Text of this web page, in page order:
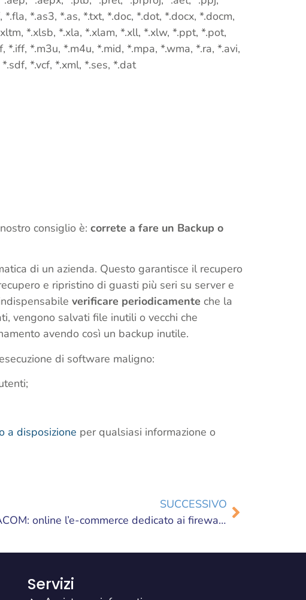
*.as3, *.as, *.txt, *.doc, *.dot, *.docx, *.docm,
*.xlsb, *.xla, *.xlam, *.xll, *.xlw, *.ppt, *.pot,
*.m3u, *.m4u, *.mid, *.mpa, *.wma, *.ra, *.avi,
*.vcf, *.xml, *.ses, *.dat
consiglio è: correte a fare un Backup o
di un azienda. Questo garantisce il recupero
e ripristino di guasti più seri su server e
verificare periodicamente che la
vengono salvati file inutili o vecchi che
avendo così un backup inutile.
di software maligno:
a disposizione per qualsiasi informazione o
SUCCESSIVO
Apertura shop ENIACOM: online l’e-commerce dedicato ai firewall Netgate pfSense
Servizi